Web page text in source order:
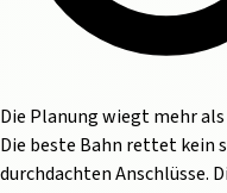
Die Planung wiegt mehr
Die beste Bahn rettet kein
durchdachten Anschlüsse.